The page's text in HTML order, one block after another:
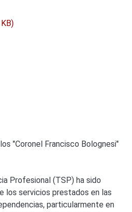
"Coronel Francisco Bolognesi"
Profesional (TSP) ha sido
los servicios prestados en las
particularmente en